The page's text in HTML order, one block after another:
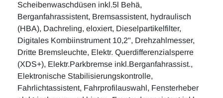
Scheibenwaschdüsen inkl.5l Behä,
Berganfahrassistent, Bremsassistent, hydraulisch
(HBA), Dachreling, eloxiert, Dieselpartikelfilter,
Digitales Kombiinstrument 10,2", Drehzahlmesser,
Dritte Bremsleuchte, Elektr. Querdifferenzialsperre
(XDS+), Elektr.Parkbremse inkl.Berganfahrassist.,
Elektronische Stabilisierungskontrolle,
Fahrlichtassistent, Fahrprofilauswahl, Fensterheber